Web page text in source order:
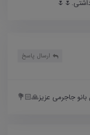
ارسال پاسخ
جاجرمی عزیز🙏🏻💐